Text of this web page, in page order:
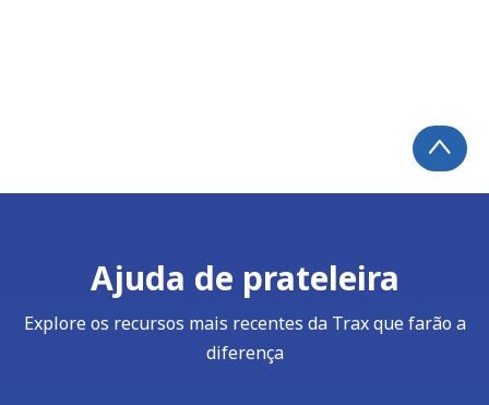
Ajuda de prateleira
Explore os recursos mais recentes da Trax que farão a
diferença